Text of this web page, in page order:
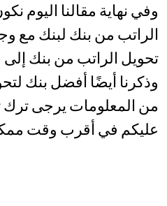
وفي نهاية مقالنا اليوم
الراتب من بنك لبنك مع
تحويل الراتب من بنك
وذكرنا أيضًا أفضل بنك
من المعلومات يرجى ترك
عليكم في أقرب وقت